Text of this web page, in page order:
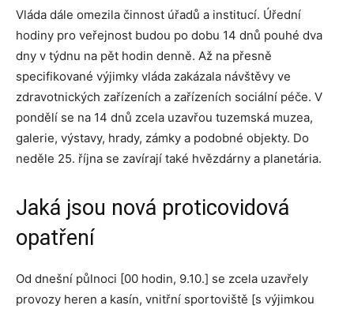
Vláda dále omezila činnost úřadů a institucí. Úřední
hodiny pro veřejnost budou po dobu 14 dnů pouhé dva
dny v týdnu na pět hodin denně. Až na přesně
specifikované výjimky vláda zakázala návštěvy ve
zdravotnických zařízeních a zařízeních sociální péče. V
pondělí se na 14 dnů zcela uzavřou tuzemská muzea,
galerie, výstavy, hrady, zámky a podobné objekty. Do
neděle 25. října se zavírají také hvězdárny a planetária.
Jaká jsou nová proticovidová
opatření
Od dnešní půlnoci [00 hodin, 9.10.] se zcela uzavřely
provozy heren a kasín, vnitřní sportoviště [s výjimkou